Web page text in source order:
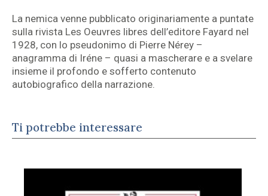
La nemica venne pubblicato originariamente a puntate
sulla rivista Les Oeuvres libres dell’editore Fayard nel
1928, con lo pseudonimo di Pierre Nérey –
anagramma di Iréne – quasi a mascherare e a svelare
insieme il profondo e sofferto contenuto
autobiografico della narrazione.
Ti potrebbe interessare